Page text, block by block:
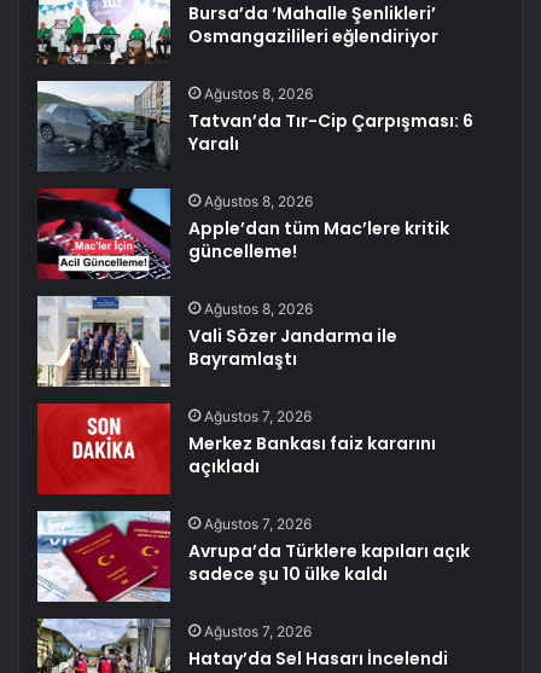
Bursa’da ‘Mahalle Şenlikleri’
Osmangazilileri eğlendiriyor
Ağustos 8, 2026
Tatvan’da Tır-Cip Çarpışması: 6
Yaralı
Ağustos 8, 2026
Apple’dan tüm Mac’lere kritik
güncelleme!
Ağustos 8, 2026
Vali Sözer Jandarma ile
Bayramlaştı
Ağustos 7, 2026
Merkez Bankası faiz kararını
açıkladı
Ağustos 7, 2026
Avrupa’da Türklere kapıları açık
sadece şu 10 ülke kaldı
Ağustos 7, 2026
Hatay’da Sel Hasarı İncelendi